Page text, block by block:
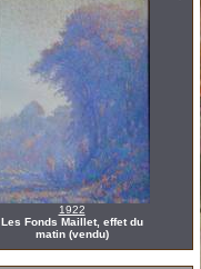
1922
Les Fonds Maillet, effet du
matin (vendu)